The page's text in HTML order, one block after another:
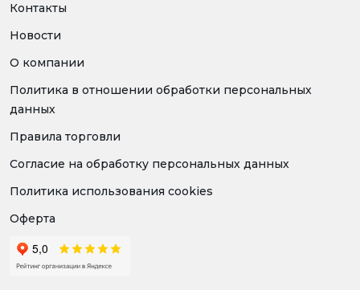
Контакты
Новости
О компании
Политика в отношении обработки персональных
данных
Правила торговли
Согласие на обработку персональных данных
Политика использования cookies
Оферта